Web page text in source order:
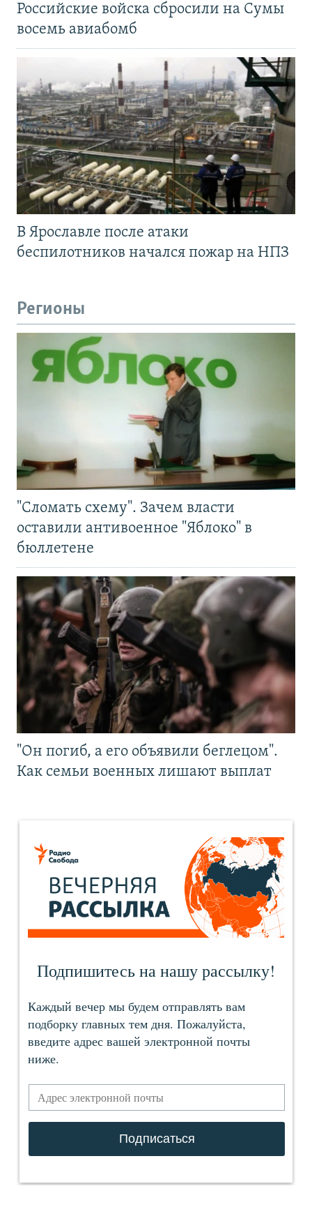
Российские войска сбросили на Сумы
восемь авиабомб
В Ярославле после атаки
беспилотников начался пожар на НПЗ
Регионы
"Сломать схему". Зачем власти
оставили антивоенное "Яблоко" в
бюллетене
"Он погиб, а его объявили беглецом".
Как семьи военных лишают выплат